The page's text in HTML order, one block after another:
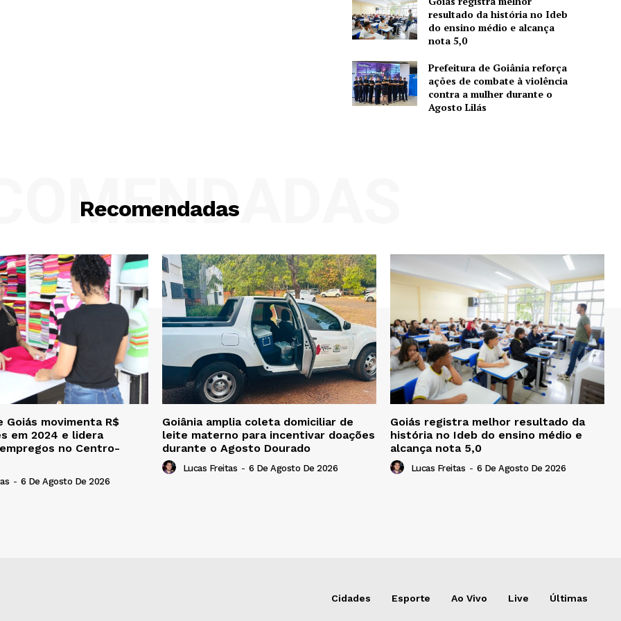
resultado da história no Ideb
do ensino médio e alcança
nota 5,0
Prefeitura de Goiânia reforça
ações de combate à violência
contra a mulher durante o
Agosto Lilás
Recomendadas
Goiás movimenta R$
em 2024 e lidera
no Centro-
- 6 De Agosto De 2026
Goiânia amplia coleta domiciliar de
leite materno para incentivar doações
durante o Agosto Dourado
Lucas Freitas - 6 De Agosto De 2026
Goiás registra melhor resultado da
história no Ideb do ensino médio e
alcança nota 5,0
Lucas Freitas - 6 De Agosto De 2026
Cidades Esporte Ao Vivo Live Últimas